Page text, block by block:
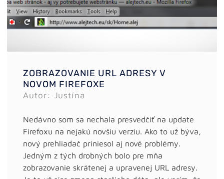
ZOBRAZOVANIE URL ADRESY V
NOVOM FIREFOXE
Autor: Justína
Nedávno som sa nechala presvedčiť na update
Firefoxu na nejakú novšiu verziu. Ako to už býva,
nový prehliadač priniesol aj nové problémy.
Jedným z tých drobných bolo pre mňa
zobrazovanie skrátenej a upravenej URL adresy.